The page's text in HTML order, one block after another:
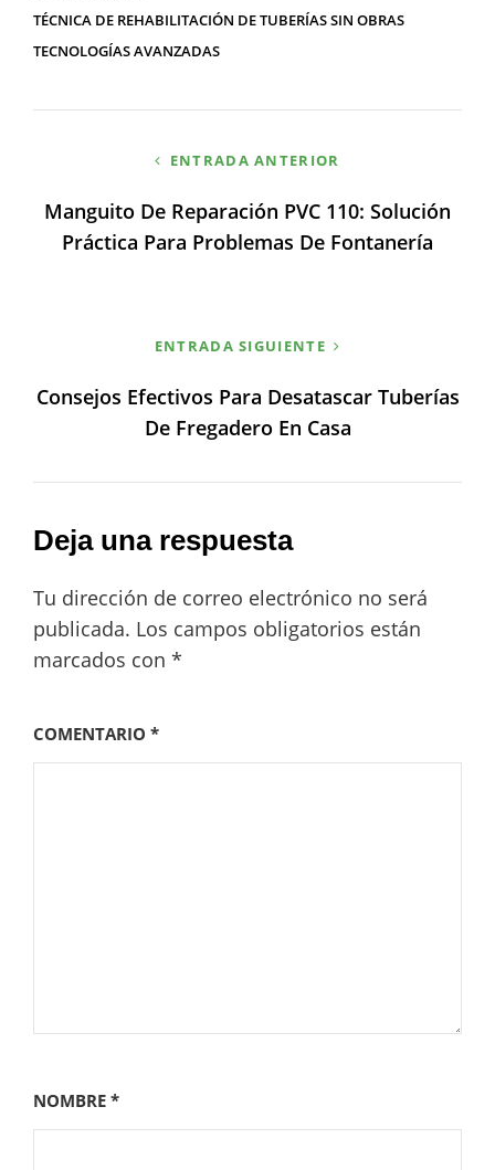
TÉCNICA DE REHABILITACIÓN DE TUBERÍAS SIN OBRAS
TECNOLOGÍAS AVANZADAS
entradas
ENTRADA ANTERIOR
Manguito De Reparación PVC 110: Solución
Práctica Para Problemas De Fontanería
ENTRADA SIGUIENTE
Consejos Efectivos Para Desatascar Tuberías
De Fregadero En Casa
Deja una respuesta
Tu dirección de correo electrónico no será
publicada. Los campos obligatorios están
marcados con *
COMENTARIO *
NOMBRE *